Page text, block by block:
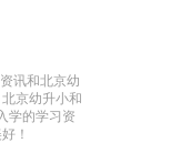
讯和北京幼
京幼升小和
学的学习资
！